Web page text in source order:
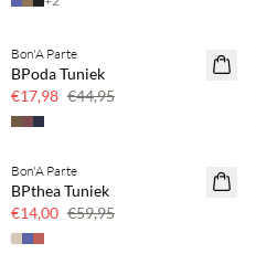
SAVE20
Bon'A Parte
BPoda Tuniek
€17,98 €44,95
SPOTPRIJS
Bon'A Parte
BPthea Tuniek
€14,00 €59,95